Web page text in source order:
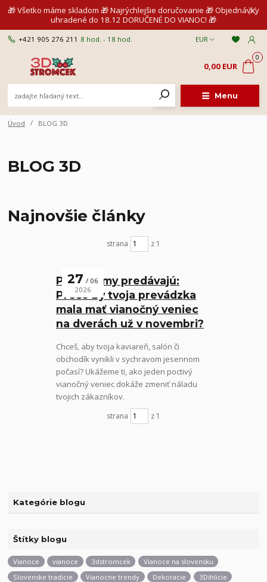
🎁 Všetko máme skladom 🎁 Najrýchlejšie doručovanie 🎁 Objednávky
uhradené do 18.12 DORUČENÉ DO VIANOC! 🎁
Menu
EUR
+421 905 276 211 8 hod. - 18 hod.
0
0,00 EUR
Úvod BLOG 3D
Kategórie blogu
Štítky blogu
Vianoce vianoce 3dstromcek
Vianoce na slovensku
Slovenske tradicie
Vianocne trendy Dekoracie
3Dihlicie
BLOG 3D
Najnovšie články
strana z 1
Prvé dojmy predávajú:
Prečo by tvoja prevádzka
mala mať vianočný veniec
na dverách už v novembri?
27
06
2026
Chceš, aby tvoja kaviareň, salón či
obchodík vynikli v sychravom jesennom
počasí? Ukážeme ti, ako jeden poctivý
vianočný veniec dokáže zmeniť náladu
tvojich zákazníkov.
strana z 1